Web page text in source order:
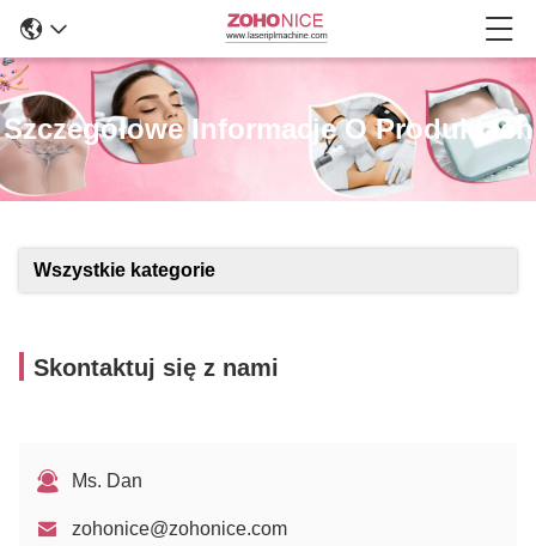
Szczegółowe Informacje O Produktach
Wszystkie kategorie
Skontaktuj się z nami
Ms. Dan
zohonice@zohonice.com